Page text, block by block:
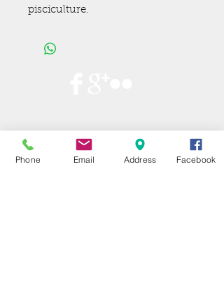
pisciculture.
Phone Email Address Facebook